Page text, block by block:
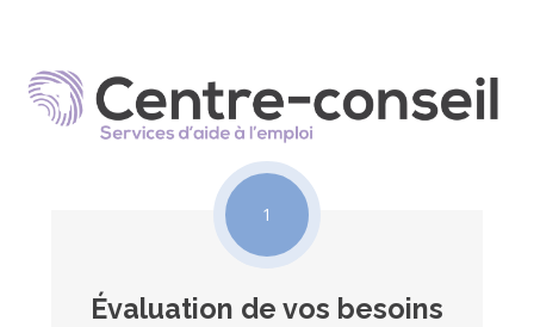
1
Évaluation de vos besoins